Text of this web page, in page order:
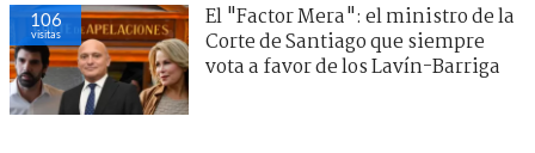
106
visitas
El "Factor Mera": el ministro de la
Corte de Santiago que siempre
vota a favor de los Lavín-Barriga